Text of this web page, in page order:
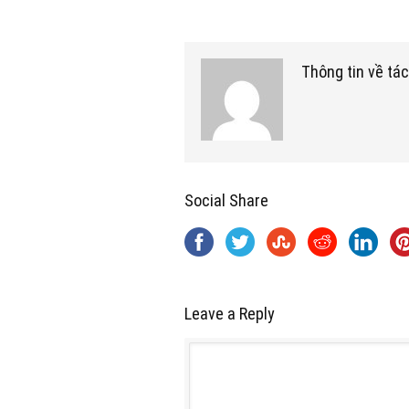
Thông tin về
Social Share
Leave a Reply